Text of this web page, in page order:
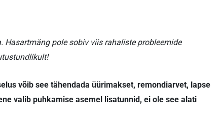
Hasartmäng pole sobiv viis rahaliste probleemide
võib see tähendada üürimakset, remondiarvet, lapse
valib puhkamise asemel lisatunnid, ei ole see alati